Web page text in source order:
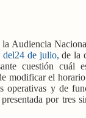
la Audiencia
del24 de julio,de la
cuestión cuál
modificar el
operativas y de
por tres